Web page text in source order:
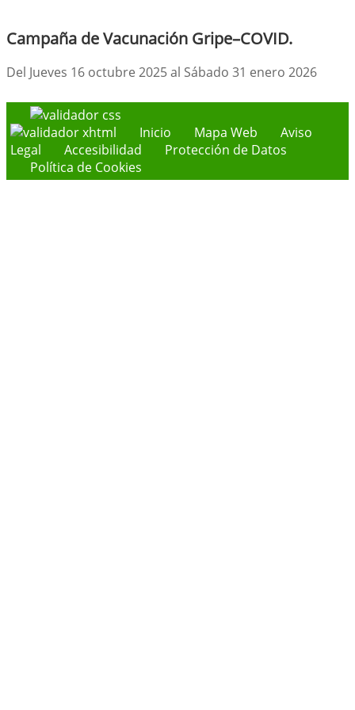
Campaña de Vacunación Gripe–COVID.
Del Jueves 16 octubre 2025 al Sábado 31 enero 2026
Inicio Mapa Web
Aviso
Legal
Accesibilidad
Protección de Datos
Política de Cookies